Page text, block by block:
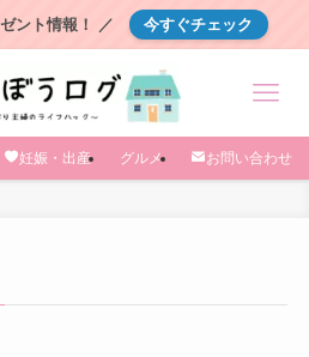
ント情報！ ／ 今すぐチェック
妊娠・出産 グルメ お問い合わせ